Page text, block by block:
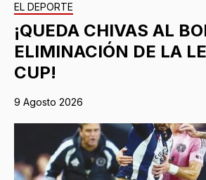
EL DEPORTE
¡QUEDA CHIVAS AL
ELIMINACIÓN DE LA
CUP!
9 Agosto 2026